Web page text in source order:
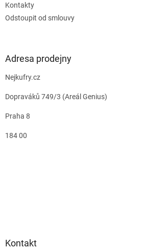
Kontakty
Odstoupit od smlouvy
Adresa prodejny
Nejkufry.cz
Dopraváků 749/3 (Areál Genius)
Praha 8
184 00
Kontakt